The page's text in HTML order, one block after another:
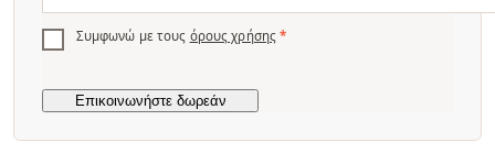
Συμφωνώ με τους όρους χρήσης *